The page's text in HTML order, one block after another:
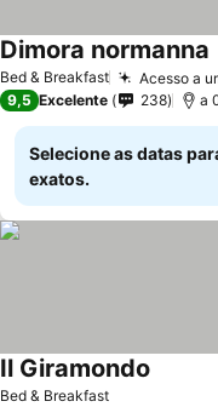
Bed & Breakfast Acesso a
Dimora normanna
9,5 Excelente 238 a
Selecione as datas
exatos.
Bed & Breakfast
Il Giramondo